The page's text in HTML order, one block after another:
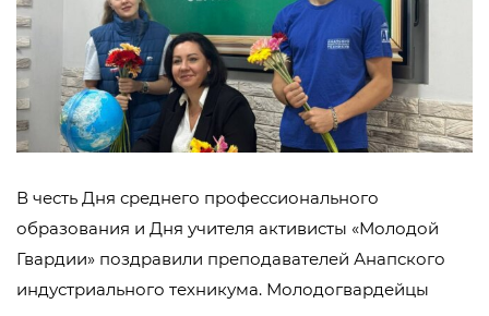
В честь Дня среднего профессионального
образования и Дня учителя активисты «Молодой
Гвардии» поздравили преподавателей Анапского
индустриального техникума. Молодогвардейцы